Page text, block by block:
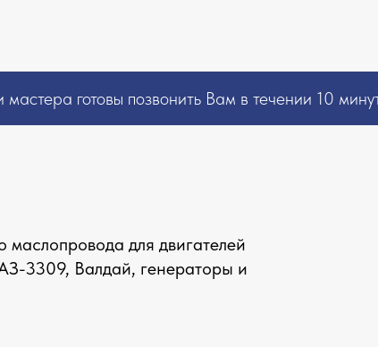
готовы позвонить Вам в течении 10 минут
маслопровода для двигателей
3309, Валдай, генераторы и